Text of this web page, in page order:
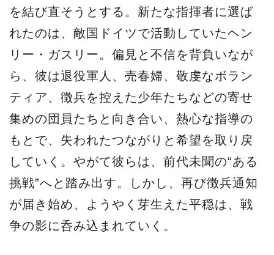
を結び直そうとする。新たな指揮者に選ば
れたのは、敵国ドイツで活動していたヘン
リー・ガスリー。偏見と不信を背負いなが
ら、彼は退役軍人、売春婦、敬虔なボラン
ティア、徴兵を控えた少年たちなどの寄せ
集めの団員たちと向き合い、熱心な指導の
もとで、失われたつながりと希望を取り戻
していく。やがて彼らは、前代未聞の“ある
挑戦”へと踏み出す。しかし、再び徴兵通知
が届き始め、ようやく芽生えた平穏は、戦
争の影に呑み込まれていく。